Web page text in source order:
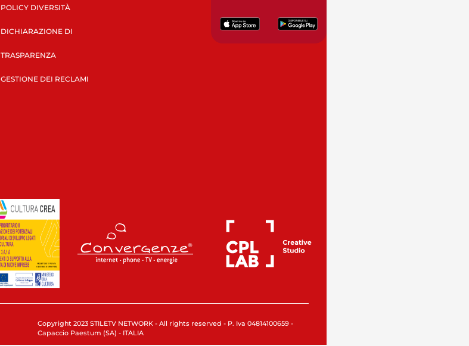
POLICY DIVERSITÀ
DICHIARAZIONE DI
TRASPARENZA
GESTIONE DEI RECLAMI
Copyright 2023 STILETV NETWORK - All rights reserved - P. Iva 04814100659 -
Capaccio Paestum (SA) - ITALIA